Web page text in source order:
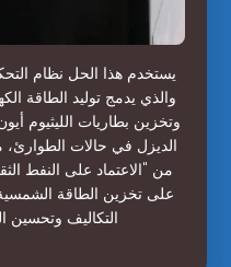
يستخدم هذا الحل نظام
وتخزين بطاريات الليثيوم
الديزل في حالات الطوارئ،
من "الاعتماد على النفط
على تخزين الطاقة
التكاليف وتحسين